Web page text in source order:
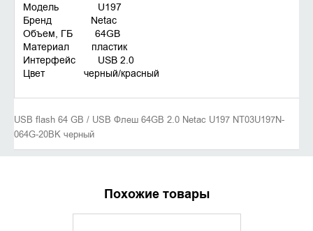
Модель U197
Бренд Netac
Объем, ГБ 64GB
Материал пластик
Интерфейс USB 2.0
Цвет черный/красный
USB flash 64 GB / USB Флеш 64GB 2.0 Netac U197 NT03U197N-
064G-20BK черный
Похожие товары